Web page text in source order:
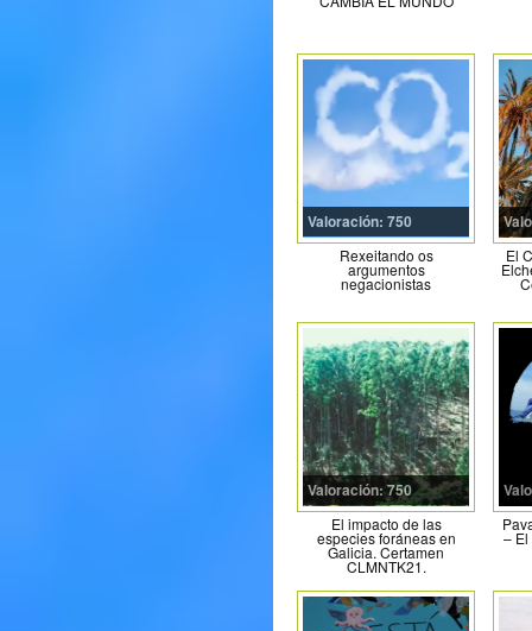
Valoración: 750
Rexeitando os
argumentos
negacionistas
El
Valoración: 750
El impacto de las
especies foráneas en
Galicia. Certamen
CLMNTK21.
– El